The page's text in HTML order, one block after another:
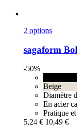
2 options
sagaform
-50%
Beige
Diamètre
En acier
Pratique
5,24 € 10,49 €